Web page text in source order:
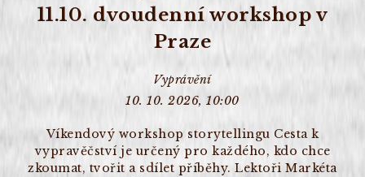
11.10. dvoudenní workshop v
Praze
Vyprávění
10. 10. 2026, 10:00
Víkendový workshop storytellingu Cesta k
vypravěčství je určený pro každého, kdo chce
zkoumat, tvořit a sdílet příběhy. Lektoři Markéta